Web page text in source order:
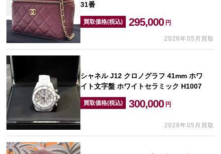
31番
買取価格(税込) 295,000 円
2026年05月買取
シャネル J12 クロノグラフ 41mm ホワ
イト文字盤 ホワイトセラミック H1007
買取価格(税込) 300,000 円
2026年05月買取